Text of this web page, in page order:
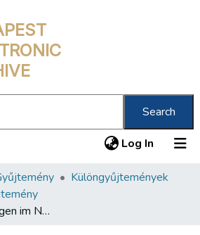
Search
Log In (current)
Különgyűjtemények
Sonderausstellungen im Nemzeti Szalon